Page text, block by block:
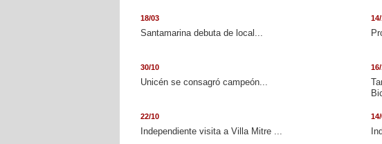
18/03
Santamarina debuta de local...
30/10
Unicén se consagró campeón...
22/10
Independiente visita a Villa Mitre ...